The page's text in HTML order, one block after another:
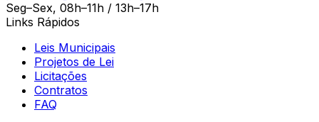
Seg–Sex, 08h–11h / 13h–17h
Links Rápidos
Leis Municipais
Projetos de Lei
Licitações
Contratos
FAQ